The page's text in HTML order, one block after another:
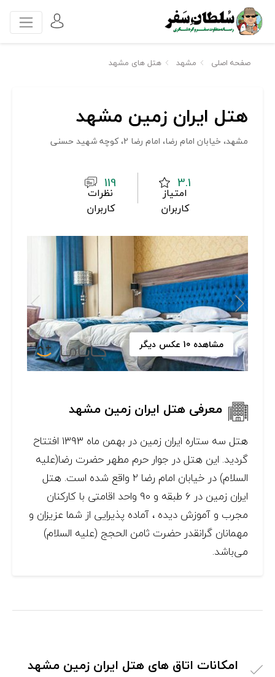
صفحه اصلی مشهد هتل های مشهد
هتل ایران زمین مشهد
مشهد، خيابان امام رضا، امام رضا 2، كوچه شهيد حسنی
3.1
امتیاز
کاربران
119
نظرات
کاربران
مشاهده 10 عکس دیگر
معرفی هتل ایران زمین مشهد
هتل سه ستاره ایران زمین در بهمن ماه ۱۳۹۳ افتتاح
گردید. این هتل در جوار حرم مطهر حضرت رضا(علیه
السلام) در خیابان امام رضا ۲ واقع شده است. هتل
ایران زمین در ۶ طبقه و ۹۰ واحد اقامتی با کارکنان
مجرب و آموزش دیده ، آماده پذیرایی از شما عزیزان و
مهمانان گرانقدر حضرت ثامن الحجج (علیه السلام)
می‌باشد.
امکانات اتاق های هتل ایران زمین مشهد